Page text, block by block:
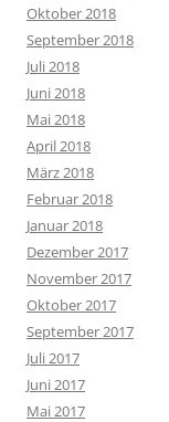
Oktober 2018
September 2018
Juli 2018
Juni 2018
Mai 2018
April 2018
März 2018
Februar 2018
Januar 2018
Dezember 2017
November 2017
Oktober 2017
September 2017
Juli 2017
Juni 2017
Mai 2017